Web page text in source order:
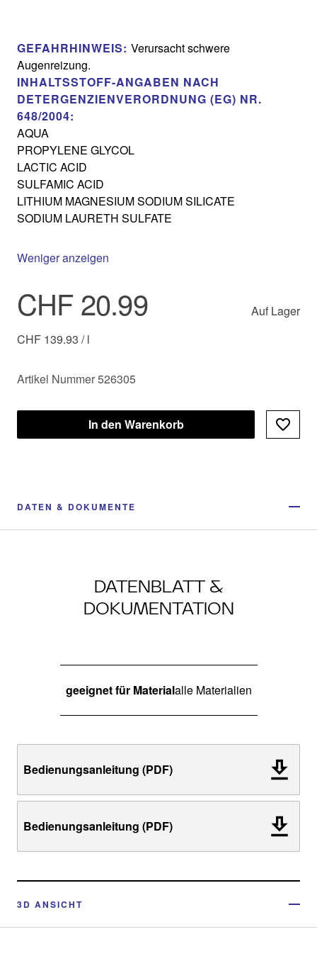
GEFAHRHINWEIS: Verursacht schwere
Augenreizung.
INHALTSSTOFF-ANGABEN NACH
DETERGENZIENVERORDNUNG (EG) NR.
648/2004:
AQUA
PROPYLENE GLYCOL
LACTIC ACID
SULFAMIC ACID
LITHIUM MAGNESIUM SODIUM SILICATE
SODIUM LAURETH SULFATE
Weniger anzeigen
CHF 20.99
Auf Lager
CHF 139.93 / l
Artikel Nummer 526305
In den Warenkorb
DATEN & DOKUMENTE
DATENBLATT &
DOKUMENTATION
geeignet für Materialalle Materialien
Bedienungsanleitung (PDF)
Bedienungsanleitung (PDF)
3D ANSICHT